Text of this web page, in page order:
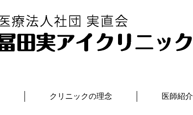
クリニックの理念 医師紹介